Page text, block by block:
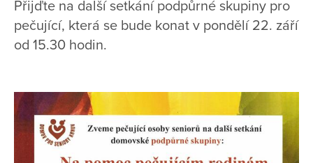
Přijďte na další setkání podpůrné skupiny pro
pečující, která se bude konat v pondělí 22. září
od 15.30 hodin.